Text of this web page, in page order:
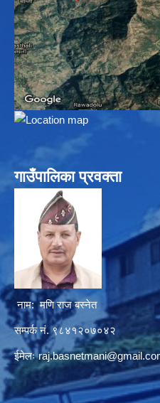
गाउँपालिका प्रवक्ता
नाम: मणि राज बस्नेत
सम्पर्क नं. ९८४१२०७०४२
ईमेलः